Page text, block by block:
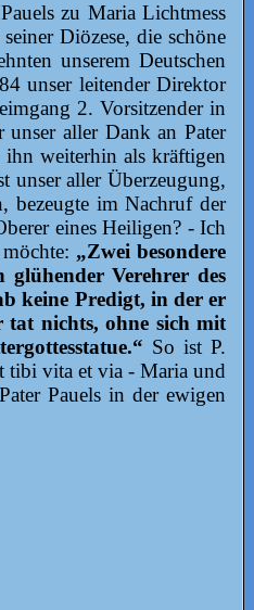
zu Maria Lichtmess
Diözese, die schöne
unserem Deutschen
unser leitender Direktor
2. Vorsitzender in
aller Dank an Pater
weiterhin als kräftigen
unser aller Überzeugung,
bezeugte im Nachruf der
eines Heiligen? - Ich
„Zwei besondere
Verehrer des
keine Predigt, in der er
tat nichts, ohne sich mit
So ist P.
tibi vita et via - Maria und
Pauels in der ewigen